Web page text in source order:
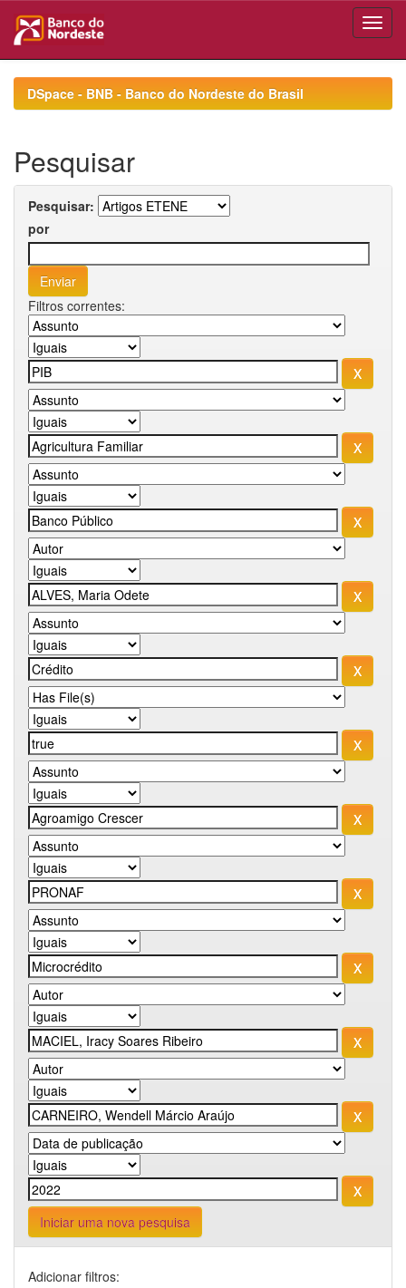
navigationDSpace - BNB - Banco do Nordeste do Brasil
Pesquisar
Pesquisar:
por
Filtros correntes:
Iniciar uma nova pesquisa
Adicionar filtros: